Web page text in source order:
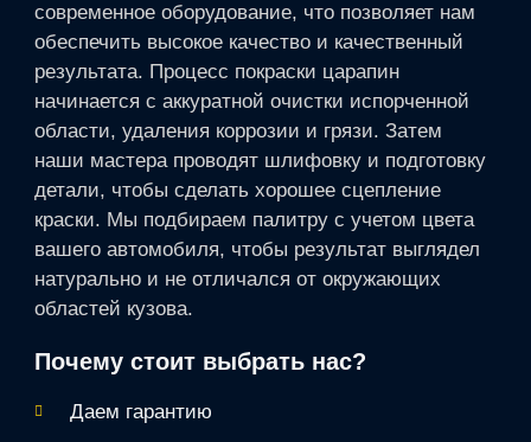
современное оборудование, что позволяет нам
обеспечить высокое качество и качественный
результата. Процесс покраски царапин
начинается с аккуратной очистки испорченной
области, удаления коррозии и грязи. Затем
наши мастера проводят шлифовку и подготовку
детали, чтобы сделать хорошее сцепление
краски. Мы подбираем палитру с учетом цвета
вашего автомобиля, чтобы результат выглядел
натурально и не отличался от окружающих
областей кузова.
Почему стоит выбрать нас?
Даем гарантию